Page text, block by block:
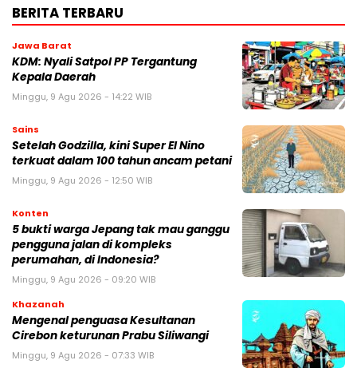
BERITA TERBARU
Jawa Barat
KDM: Nyali Satpol PP Tergantung
Kepala Daerah
Minggu, 9 Agu 2026 - 14:22 WIB
Sains
Setelah Godzilla, kini Super El Nino
terkuat dalam 100 tahun ancam petani
Minggu, 9 Agu 2026 - 12:50 WIB
Konten
5 bukti warga Jepang tak mau ganggu
pengguna jalan di kompleks
perumahan, di Indonesia?
Minggu, 9 Agu 2026 - 09:20 WIB
Khazanah
Mengenal penguasa Kesultanan
Cirebon keturunan Prabu Siliwangi
Minggu, 9 Agu 2026 - 07:33 WIB